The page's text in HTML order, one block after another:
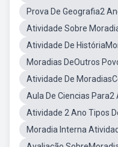
Prova De Geografia2
Atividade Sobre
Atividade De
Moradias DeOutros
Atividade De
Aula De Ciencias
Atividade 2 Ano Tipos
Moradia Interna